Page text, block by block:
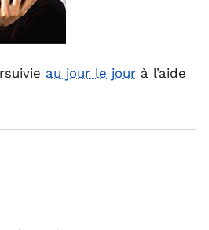
au jour le jour à l’aide